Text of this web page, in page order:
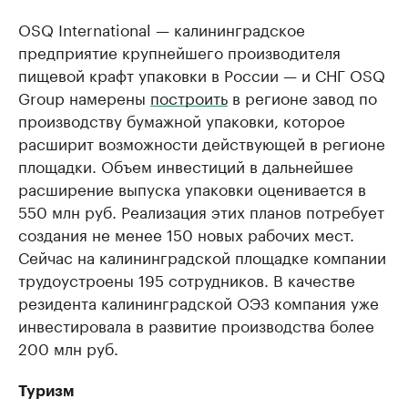
OSQ International — калининградское
предприятие крупнейшего производителя
пищевой крафт упаковки в России — и СНГ OSQ
Group намерены построить в регионе завод по
производству бумажной упаковки, которое
расширит возможности действующей в регионе
площадки. Объем инвестиций в дальнейшее
расширение выпуска упаковки оценивается в
550 млн руб. Реализация этих планов потребует
создания не менее 150 новых рабочих мест.
Сейчас на калининградской площадке компании
трудоустроены 195 сотрудников. В качестве
резидента калининградской ОЭЗ компания уже
инвестировала в развитие производства более
200 млн руб.
Туризм